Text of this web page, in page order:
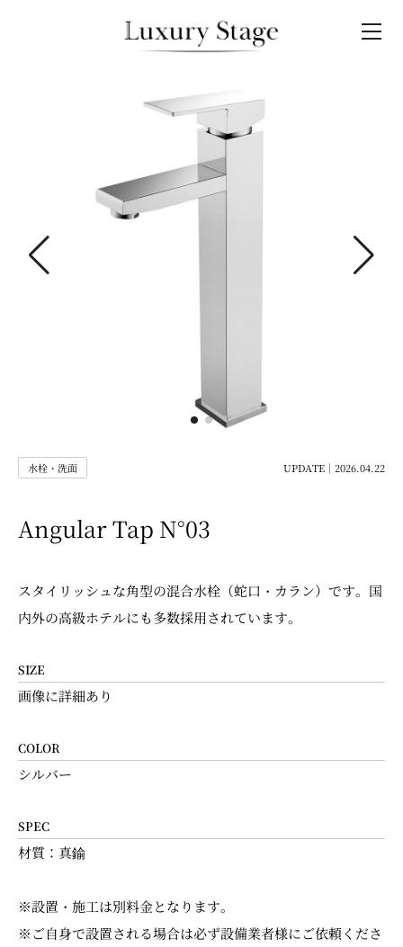
水栓・洗面 UPDATE｜2026.04.22
Angular Tap N°03
スタイリッシュな角型の混合水栓（蛇口・カラン）です。国
内外の高級ホテルにも多数採用されています。
SIZE
画像に詳細あり
COLOR
シルバー
SPEC
材質：真鍮
※設置・施工は別料金となります。
※ご自身で設置される場合は必ず設備業者様にご依頼くださ